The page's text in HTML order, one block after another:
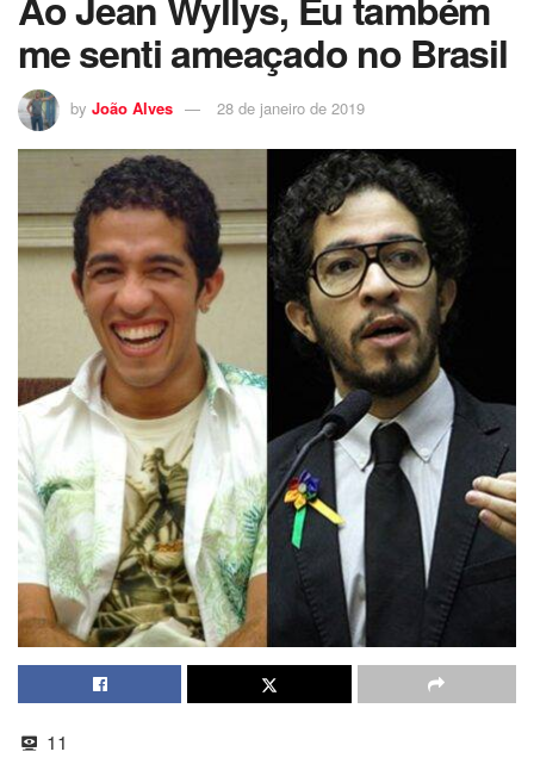
me senti ameaçado no Brasil
by João Alves 28 de janeiro de 2019
11